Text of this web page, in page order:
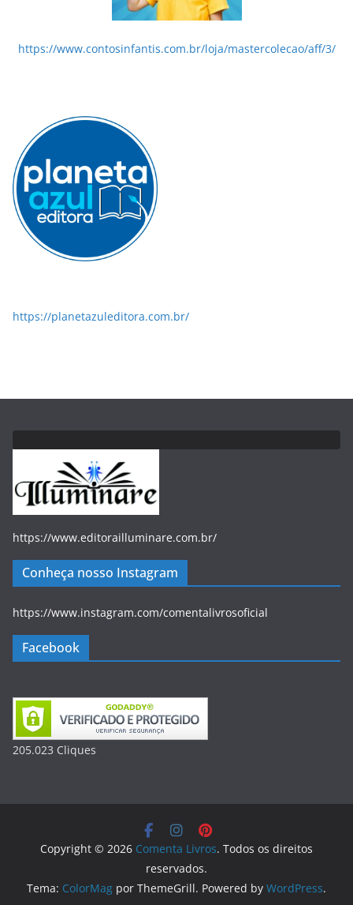
https://www.contosinfantis.com.br/loja/mastercolecao/aff/3/
https://planetazuleditora.com.br/
https://www.editorailluminare.com.br/
Conheça nosso Instagram
https://www.instagram.com/comentalivrosoficial
Facebook
205.023 Cliques
Copyright © 2026 Comenta Livros. Todos os direitos
reservados.
Tema: ColorMag por ThemeGrill. Powered by WordPress.